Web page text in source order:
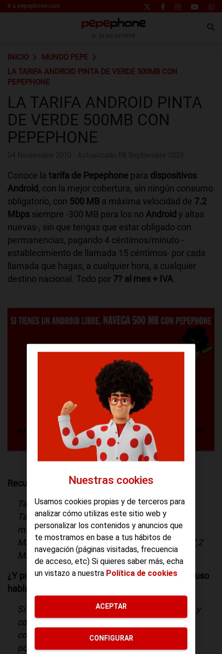
Ir a pepephone.com
INICIO
MUNDO PEPE
LA TARIFA ANDROID PINTA DE VERDE 500MB CON
PEPEPHONE
LA TARIFA ANDROID PINTA
DE VERDE 500MB CON
PEPEPHONE
Conoce la tarifa de Pepephone para dispositivos
Android, con la mejor cobertura, sin ningún consumo
obligatorio, con 500 MB a máxima velocidad de 7.2
Mbps siempre -300 MB para los no Android y altas
nuevas-, sin que tengas que estar obligado con
permanencias, pagando 4 céntimos/minuto -
establecimiento de llamada 15 céntimos- por cada
llamada que hagas, a cualquier hora, a cualquier
destino nacional. Todo por 7? al mes + IVA.
Recuerda
Tarifa voz. 4cts/min -establecimiento 15cts-
Tarifa datos. 500MB por 7? Sin consumo
mínimo. Sin compromiso de permanencia.
Máxima velocidad 3,5G Plus HDSUPA hasta 7,2
Mbps
¿Y podré hacer Tethering sin problemas? ¿E incluso
hablar por VoIP?
Sí. Llama por
(u otro servicio al efecto) y
comparte tus megas con otros dispositivos o
con tu propio ordenador. Conécta tu PC o tu
portátil sin ningún problema, eres libre.
Nuestras cookies
Usamos cookies propias y de terceros para
analizar cómo utilizas este sitio web y
personalizar los contenidos y anuncios que
te mostramos en base a tus hábitos de
navegación (páginas visitadas, frecuencia
de acceso, etc) Si quieres saber más, echa
un vistazo a nuestra Política de cookies
ACEPTAR
CONFIGURAR